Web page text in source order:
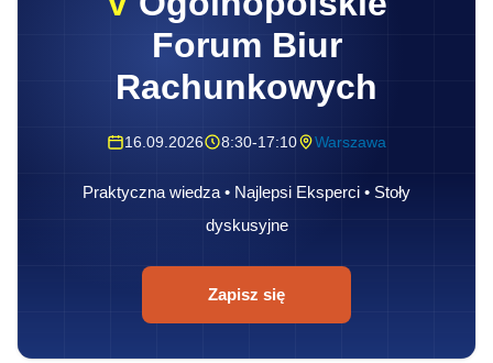
Forum Biur
Rachunkowych
16.09.2026 8:30-17:10 Warszawa
Praktyczna wiedza • Najlepsi Eksperci • Stoły
dyskusyjne
Zapisz się